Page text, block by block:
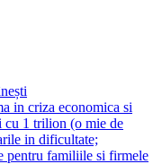
in criza economica si
cu 1 trilion (o mie de
in dificultate;
pentru familiile si firmele